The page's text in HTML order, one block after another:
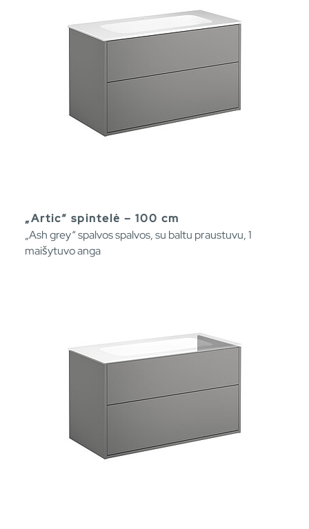
„Artic“ spintelė – 100 cm
„Ash grey“ spalvos spalvos, su baltu praustuvu, 1
maišytuvo anga